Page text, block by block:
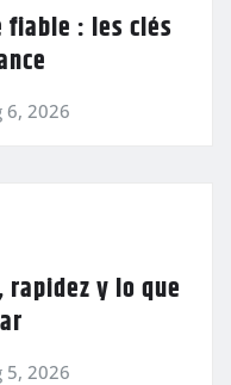
fiable : les clés
6, 2026
rapidez y lo que
5, 2026